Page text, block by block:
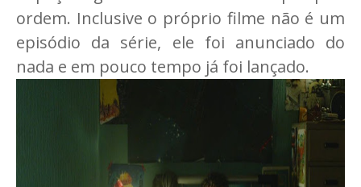
ordem. Inclusive o próprio filme não é um
episódio da série, ele foi anunciado do
nada e em pouco tempo já foi lançado.